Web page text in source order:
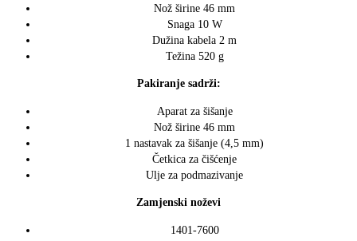
Nož širine 46 mm
Snaga 10 W
Dužina kabela 2 m
Težina 520 g
Pakiranje sadrži:
Aparat za šišanje
Nož širine 46 mm
1 nastavak za šišanje (4,5 mm)
Četkica za čišćenje
Ulje za podmazivanje
Zamjenski noževi
1401-7600